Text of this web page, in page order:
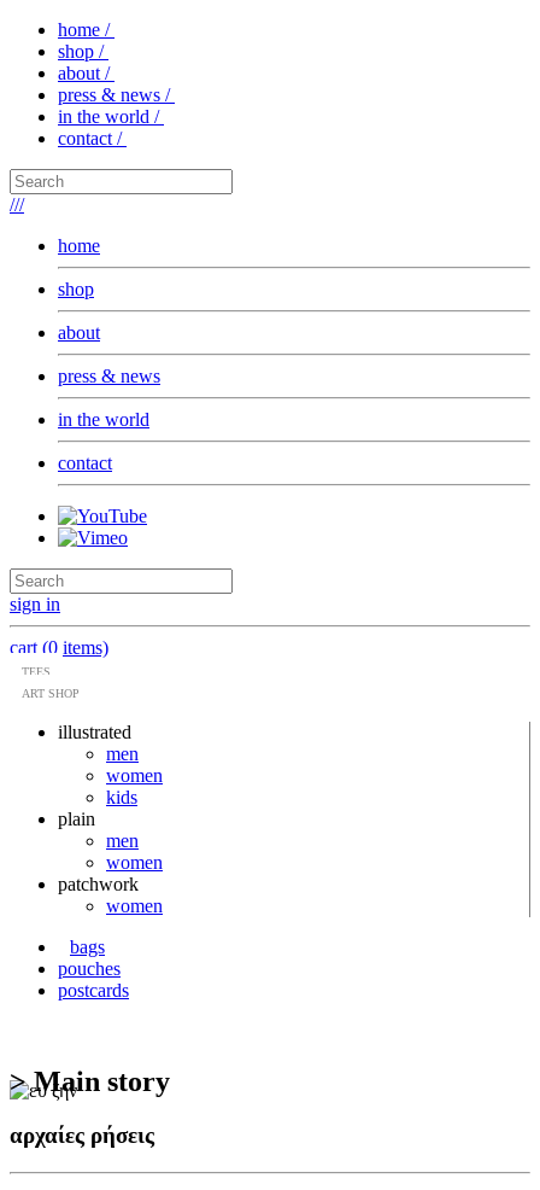
home /
shop /
about /
press & news /
in the world /
contact /
///
home
shop
about
press & news
in the world
contact
sign in
cart (0 items)
TEES
ART SHOP
illustrated
men
women
kids
plain
men
women
patchwork
women
bags
pouches
postcards
> Main story
αρχαίες ρήσεις